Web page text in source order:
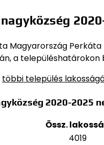
Magyarország
a településhatárokon
többi település
2020-2025
Össz.
4019